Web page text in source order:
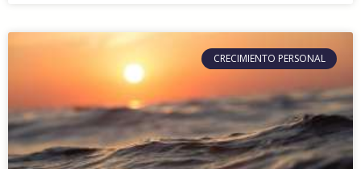
CRECIMIENTO PERSONAL